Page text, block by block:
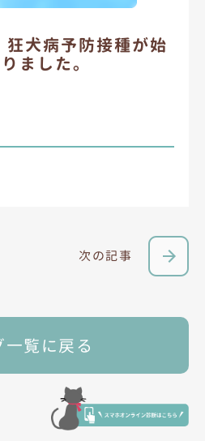
犬病予防接種が始
ました。
一覧に戻る
次の記事